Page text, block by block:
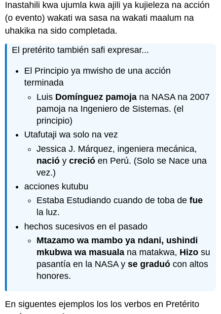
practicar!
Actividad
3.2.1
Actividad
3.2.2
Actividad
3.2.3
Actividad
3.2.4
Actividad
3.2.5
Actividad
Actividad
3.2.7
Inastahili kwa ujumla kwa ajili ya kujieleza na acción
(o evento) wakati wa sasa na wakati maalum na
uhakika na sido completada.
El pretérito también safi expresar...
El Principio ya mwisho de una acción
terminada
Luis Domínguez pamojana NASA na 2007
pamoja na Ingeniero de Sistemas. (el
principio)
Utafutaji wa solo na vez
Jessica J. Márquez, ingeniera mecánica,
nacióy crecióen Perú. (Solo se Nace una
vez.)
acciones kutubu
Estaba Estudiando cuando de toba de fue
la luz.
hechos sucesivos en el pasado
Mtazamo wa mambo ya ndani, ushindi
mkubwa wa masualana matakwa, Hizosu
pasantía en la NASA y se graduócon altos
honores.
En siguentes ejemplos los los verbos en Pretérito